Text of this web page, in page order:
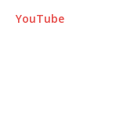
YouTube